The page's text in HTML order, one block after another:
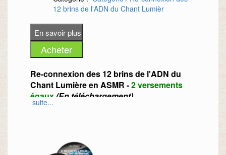
12 brins de l'ADN du Chant Lumièr
Re-connexion des 12 brins de l'ADN du
Chant Lumière en ASMR -2 versements
égaux (En téléchargement)
DÉCOUVREZ UNE NOUVELLE
MÉTHODE DE DÉTENTE NOMMÉE
suite...